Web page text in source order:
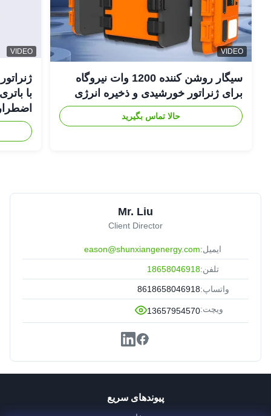
VIDEO
سیگار روشن کننده 1200 وات نیروگاه
برای ژنراتور خورشیدی و ذخیره انرژی
حالا تماس بگیرید
VIDEO
Mr. Liu
Client Director
ایمیل:eason@shunxiangenergy.com
تلفن:18658046918
واتساپ:8618658046918
ویچت:13657954570
پیوندهای سریع